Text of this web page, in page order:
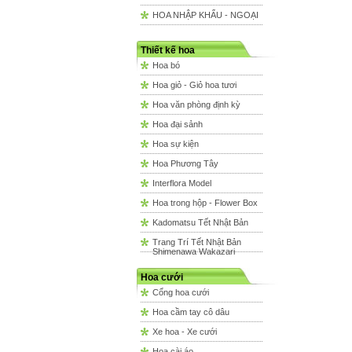
HOA NHẬP KHẨU - NGOẠI
Thiết kế hoa
Hoa bó
Hoa giỏ - Giỏ hoa tươi
Hoa văn phòng định kỳ
Hoa đại sảnh
Hoa sự kiện
Hoa Phương Tây
Interflora Model
Hoa trong hộp - Flower Box
Kadomatsu Tết Nhật Bản
Trang Trí Tết Nhật Bản
Shimenawa Wakazari
Hoa cưới
Cổng hoa cưới
Hoa cầm tay cô dâu
Xe hoa - Xe cưới